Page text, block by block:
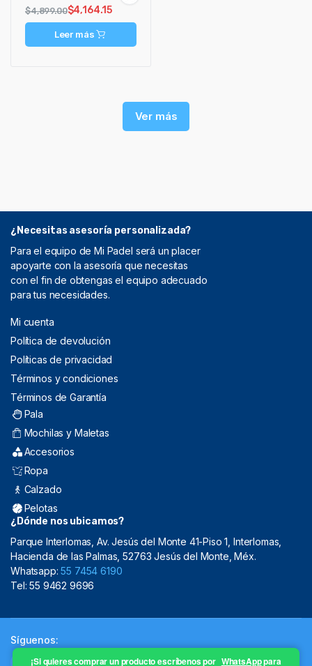
$4,899.00$4,164.15
Leer más
Ver más
¿Necesitas asesoría personalizada?
Para el equipo de Mi Padel será un placer
apoyarte con la asesoría que necesitas
con el fin de obtengas el equipo adecuado
para tus necesidades.
Mi cuenta
Política de devolución
Políticas de privacidad
Términos y condiciones
Términos de Garantía
Pala
Mochilas y Maletas
Accesorios
Ropa
Calzado
Pelotas
¿Dónde nos ubicamos?
Parque Interlomas, Av. Jesús del Monte 41-Piso 1, Interlomas,
Hacienda de las Palmas, 52763 Jesús del Monte, Méx.
Whatsapp:55 7454 6190
Tel: 55 9462 9696
Síguenos:
¡Si quieres comprar un producto escríbenos por WhatsApppara